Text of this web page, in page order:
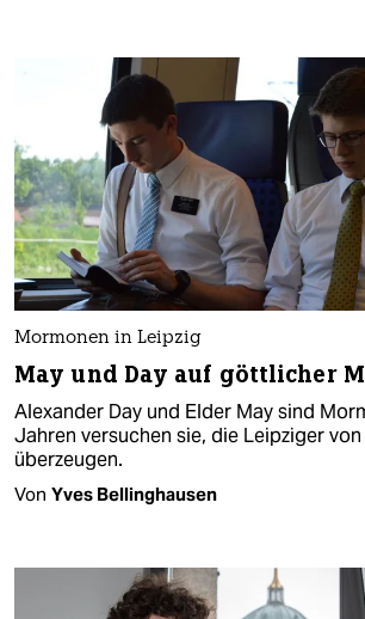
Mormonen in Leipzig
May und Day auf göttlicher
Alexander Day und Elder May sind
Jahren versuchen sie, die Leipziger
überzeugen.
Von Yves Bellinghausen